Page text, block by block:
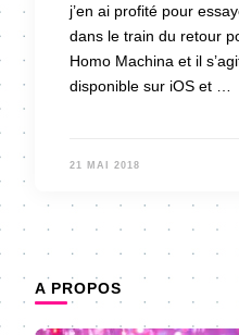
j’en ai profité pour
dans le train du retour
Homo Machina et il
disponible sur iOS et …
21 MAI 2018
A PROPOS